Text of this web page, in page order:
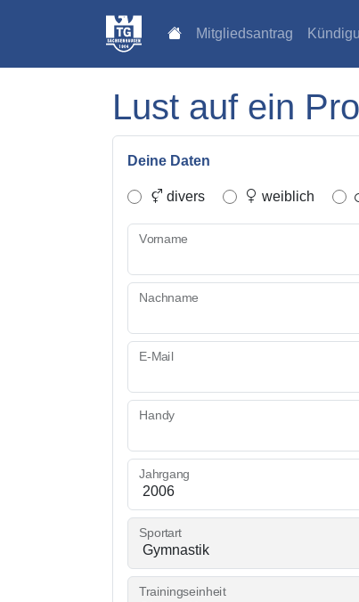
Mitgliedsantrag
Lust auf ein
Deine Daten
divers weiblich
Vorname
Nachname
E-Mail
Handy
Jahrgang
Sportart
Trainingseinheit